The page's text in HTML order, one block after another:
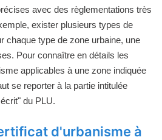
avec des règlementations très
exister plusieurs types de
chaque type de zone urbaine, une
Pour connaître en détails les
applicables à une zone indiquée
se reporter à la partie intitulée
du PLU.
d'urbanisme à